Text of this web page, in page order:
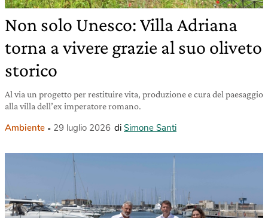
Non solo Unesco: Villa Adriana
torna a vivere grazie al suo oliveto
storico
Al via un progetto per restituire vita, produzione e cura del paesaggio
alla villa dell’ex imperatore romano.
Ambiente 29 luglio 2026 di Simone Santi